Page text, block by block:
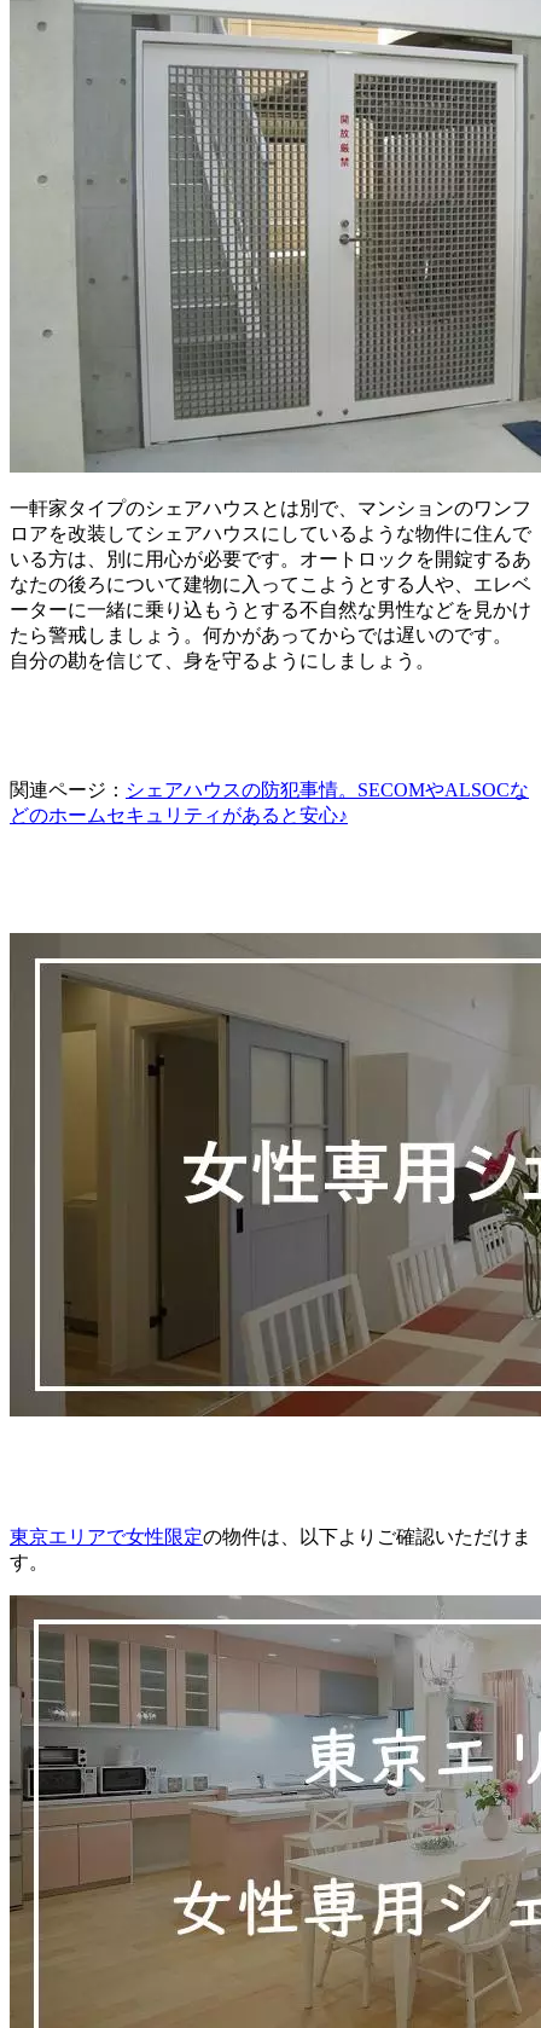
一軒家タイプのシェアハウスとは別で、マンションのワンフ
ロアを改装してシェアハウスにしているような物件に住んで
いる方は、別に用心が必要です。オートロックを開錠するあ
なたの後ろについて建物に入ってこようとする人や、エレベ
ーターに一緒に乗り込もうとする不自然な男性などを見かけ
たら警戒しましょう。何かがあってからでは遅いのです。
自分の勘を信じて、身を守るようにしましょう。
関連ページ： シェアハウスの防犯事情。SECOMやALSOCな
どのホームセキュリティがあると安心♪
東京エリアで女性限定の物件は、以下よりご確認いただけま
す。